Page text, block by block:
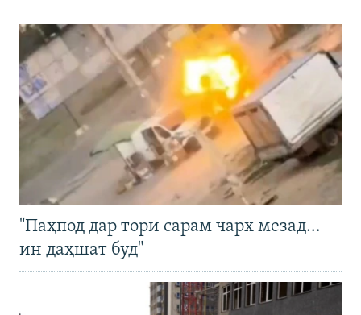
"Паҳпод дар тори сарам чарх мезад…
ин даҳшат буд"